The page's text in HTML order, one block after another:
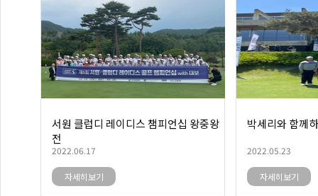
서원 클럽디 레이디스 챔피언십 왕중왕
전
2022.06.17
자세히보기
박세리와 함께
2022.05.23
자세히보기